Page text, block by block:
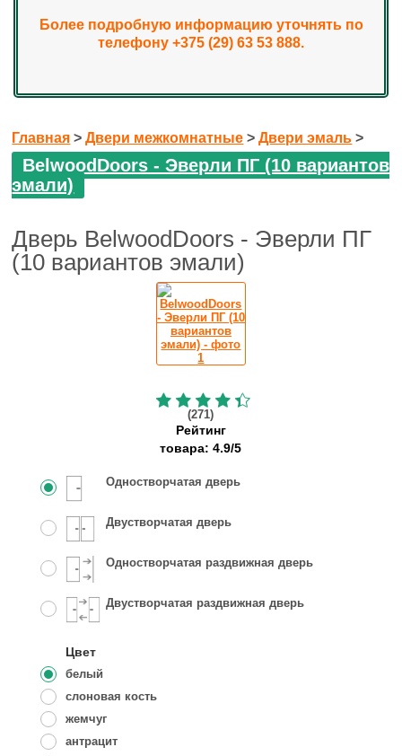
Более подробную информацию уточнять по
телефону +375 (29) 63 53 888.
Главная > Двери межкомнатные > Двери эмаль >
BelwoodDoors - Эверли ПГ (10 вариантов
эмали)
Дверь BelwoodDoors - Эверли ПГ
(10 вариантов эмали)
(271)
Рейтинг
товара:4.9/5
Одностворчатая дверь
Двустворчатая дверь
Одностворчатая раздвижная дверь
Двустворчатая раздвижная дверь
Цвет
белый
слоновая кость
жемчуг
антрацит